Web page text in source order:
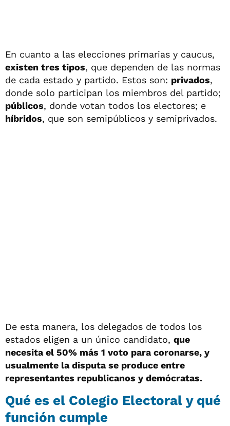
En cuanto a las elecciones primarias y caucus,
existen tres tipos, que dependen de las normas
de cada estado y partido. Estos son: privados,
donde solo participan los miembros del partido;
públicos, donde votan todos los electores; e
híbridos, que son semipúblicos y semiprivados.
De esta manera, los delegados de todos los
estados eligen a un único candidato, que
necesita el 50% más 1 voto para coronarse, y
usualmente la disputa se produce entre
representantes republicanos y demócratas.
Qué es el Colegio Electoral y qué
función cumple